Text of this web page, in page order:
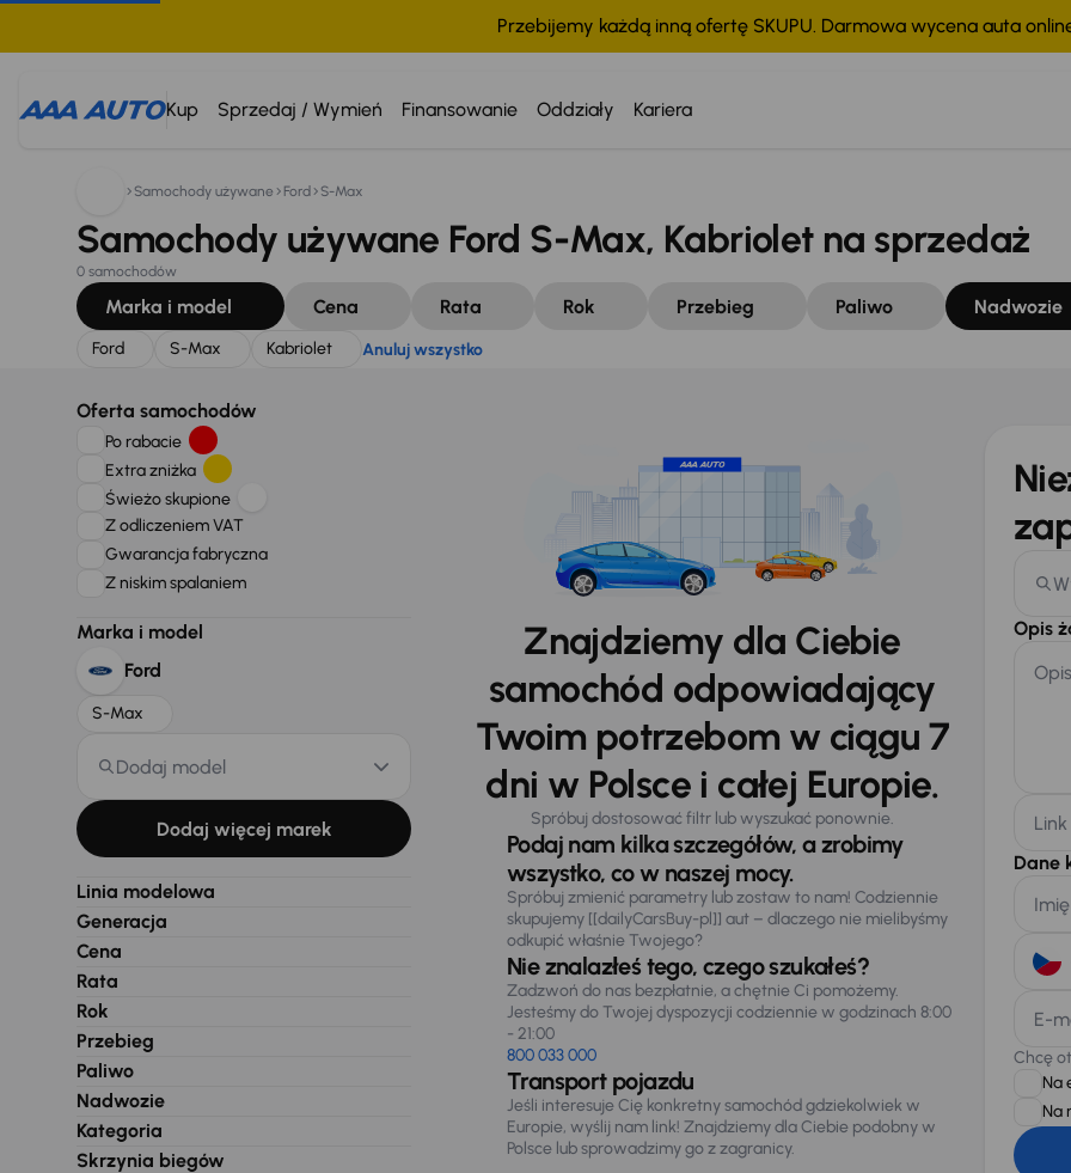
Przebijemy każdą inną ofertę SKUPU. Darmowa wycena auta
Kup Sprzedaj / Wymień Finansowanie Oddziały Kariera
Szukam: Anuluj wszystko
Samochody używane Ford S-Max
Samochody używane Ford S-Max, Kabriolet na sprzedaż
0 samochodów
Marka i model Cena Rata Rok Przebieg Paliwo Nadwozie
Ford S-Max Kabriolet Anuluj wszystko
Oferta samochodów
Po rabacie
Extra zniżka
Świeżo skupione
Z odliczeniem VAT
Gwarancja fabryczna
Z niskim spalaniem
Marka i model
Ford
S-Max
Dodaj model
Dodaj więcej marek
Linia modelowa
Generacja
Cena
Rata
Rok
Przebieg
Paliwo
Nadwozie
Kategoria
Skrzynia biegów
Znajdziemy dla Ciebie
samochód odpowiadający
Twoim potrzebom w ciągu 7
dni w Polsce i całej Europie.
Spróbuj dostosować filtr lub wyszukać ponownie.
Podaj nam kilka szczegółów, a zrobimy
wszystko, co w naszej mocy.
Spróbuj zmienić parametry lub zostaw to nam! Codziennie
skupujemy [[dailyCarsBuy-pl]] aut – dlaczego nie mielibyśmy
odkupić właśnie Twojego?
Nie znalazłeś tego, czego szukałeś?
Zadzwoń do nas bezpłatnie, a chętnie Ci pomożemy.
Jesteśmy do Twojej dyspozycji codziennie w godzinach 8:00
- 21:00
800 033 000
Transport pojazdu
Jeśli interesuje Cię konkretny samochód gdziekolwiek w
Europie, wyślij nam link! Znajdziemy dla Ciebie podobny w
Polsce lub sprowadzimy go z zagranicy.
Opis
Dane
E-
Chcę
Na
Na